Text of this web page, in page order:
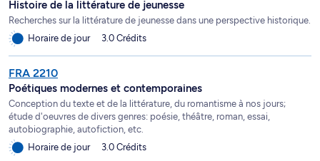
Histoire de la littérature de jeunesse
Recherches sur la littérature de jeunesse dans une perspective historique.
Horaire de jour
3.0 Crédits
FRA 2210
Poétiques modernes et contemporaines
Conception du texte et de la littérature, du romantisme à nos jours;
étude d'oeuvres de divers genres: poésie, théâtre, roman, essai,
autobiographie, autofiction, etc.
Horaire de jour
3.0 Crédits